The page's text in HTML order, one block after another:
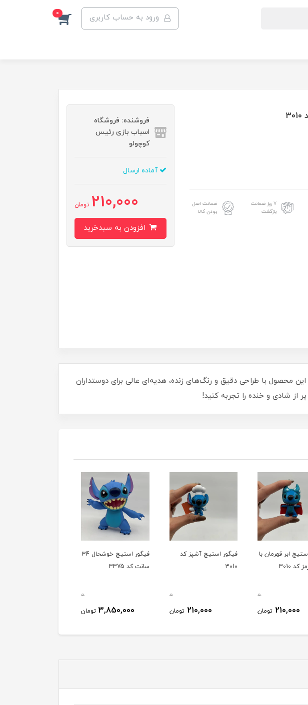
ورود به حساب کاربری 0
۷ روز ضمانت
بازگشت
ضمانت اصل
بودن کالا
فروشنده: فروشگاه
اسباب بازی رئیس
کوچولو
آماده ارسال
210,000 تومان
به خانه‌تان بیاورید! این محصول با طراحی دقیق و رنگ‌های زنده، هدیه‌ای عالی برای دوستداران
از شادی و خنده را تجربه کنید!
ابر قهرمان با
3010
0
210,000 تومان
فیگور استیچ آشپز کد
3010
0
210,000 تومان
فیگور استیچ خوشحال 34
سانت کد 3375
0
3,850,000 تومان